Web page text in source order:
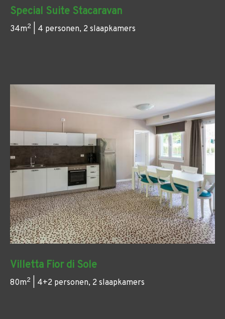
Special Suite Stacaravan
34m2 | 4 personen, 2 slaapkamers
Villetta Fior di Sole
80m2 | 4+2 personen, 2 slaapkamers